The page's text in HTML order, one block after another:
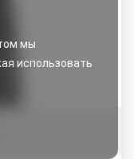
мы
использовать